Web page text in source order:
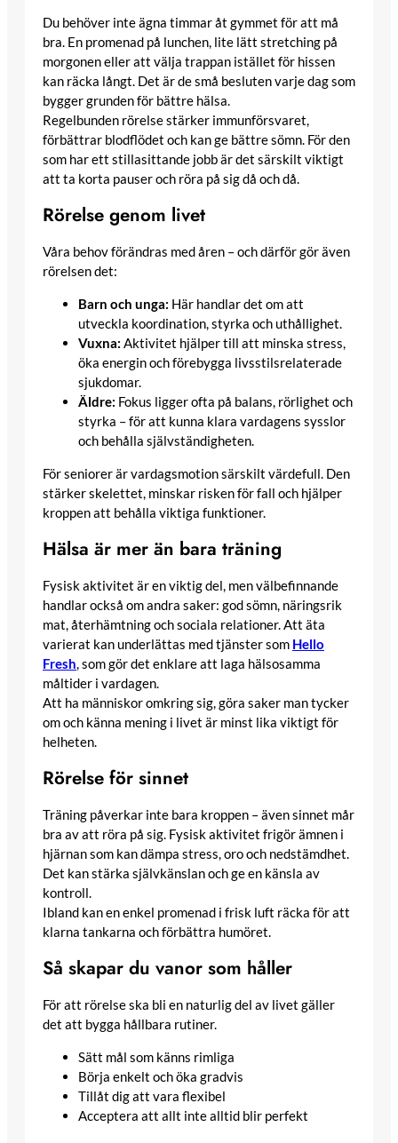
Du behöver inte ägna timmar åt gymmet för att må
bra. En promenad på lunchen, lite lätt stretching på
morgonen eller att välja trappan istället för hissen
kan räcka långt. Det är de små besluten varje dag som
bygger grunden för bättre hälsa.
Regelbunden rörelse stärker immunförsvaret,
förbättrar blodflödet och kan ge bättre sömn. För den
som har ett stillasittande jobb är det särskilt viktigt
att ta korta pauser och röra på sig då och då.
Rörelse genom livet
Våra behov förändras med åren – och därför gör även
rörelsen det:
Barn och unga: Här handlar det om att
utveckla koordination, styrka och uthållighet.
Vuxna: Aktivitet hjälper till att minska stress,
öka energin och förebygga livsstilsrelaterade
sjukdomar.
Äldre: Fokus ligger ofta på balans, rörlighet och
styrka – för att kunna klara vardagens sysslor
och behålla självständigheten.
För seniorer är vardagsmotion särskilt värdefull. Den
stärker skelettet, minskar risken för fall och hjälper
kroppen att behålla viktiga funktioner.
Hälsa är mer än bara träning
Fysisk aktivitet är en viktig del, men välbefinnande
handlar också om andra saker: god sömn, näringsrik
mat, återhämtning och sociala relationer. Att äta
varierat kan underlättas med tjänster som Hello
Fresh, som gör det enklare att laga hälsosamma
måltider i vardagen.
Att ha människor omkring sig, göra saker man tycker
om och känna mening i livet är minst lika viktigt för
helheten.
Rörelse för sinnet
Träning påverkar inte bara kroppen – även sinnet mår
bra av att röra på sig. Fysisk aktivitet frigör ämnen i
hjärnan som kan dämpa stress, oro och nedstämdhet.
Det kan stärka självkänslan och ge en känsla av
kontroll.
Ibland kan en enkel promenad i frisk luft räcka för att
klarna tankarna och förbättra humöret.
Så skapar du vanor som håller
För att rörelse ska bli en naturlig del av livet gäller
det att bygga hållbara rutiner.
Sätt mål som känns rimliga
Börja enkelt och öka gradvis
Tillåt dig att vara flexibel
Acceptera att allt inte alltid blir perfekt